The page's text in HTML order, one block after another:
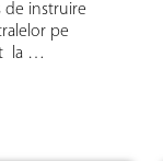
de instruire
pe
la …